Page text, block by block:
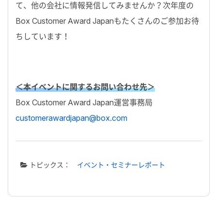
て、他の会社に情報発信してみませんか？次年度の
Box Customer Award Japanもたくさんのご参加お待
ちしています！
＜本イベントに関するお問い合わせ先＞
Box Customer Award Japan運営事務局
customerawardjapan@box.com
トピックス： イベント・セミナーレポート